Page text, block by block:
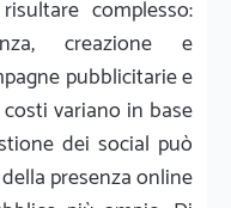
complesso:
creazione e
pubblicitarie e
variano in base
dei social può
presenza online